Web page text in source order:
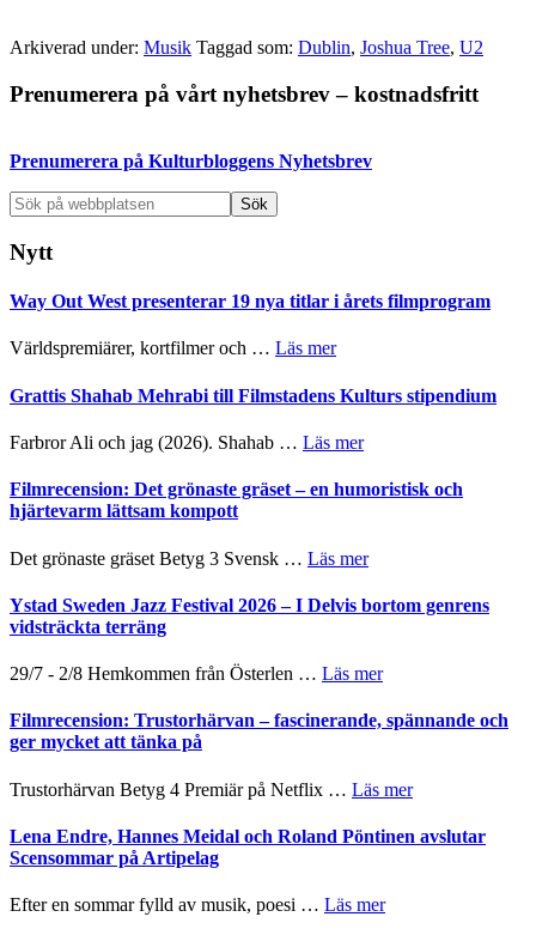
Arkiverad under: Musik Taggad som: Dublin, Joshua Tree, U2
Primärt
Prenumerera på vårt nyhetsbrev – kostnadsfritt
Prenumerera på Kulturbloggens Nyhetsbrev
Sök
på
webbplatsen
Nytt
Way Out West presenterar 19 nya titlar i årets filmprogram
Världspremiärer, kortfilmer och … Läs merom
Out
19
titlar
filmprogram
Grattis Shahab Mehrabi till Filmstadens Kulturs stipendium
Farbror Ali och jag (2026). Shahab … Läs merom
Shahab
Kulturs
Filmrecension: Det grönaste gräset – en humoristisk och
hjärtevarm lättsam kompott
Det grönaste gräset Betyg 3 Svensk … Läs merom
Det
grönaste
en
och
kompott
Ystad Sweden Jazz Festival 2026 – I Delvis bortom genrens
vidsträckta terräng
29/7 - 2/8 Hemkommen från Österlen … Läs merom
Sweden
Jazz
–
Delvis
vidsträckta
Filmrecension: Trustorhärvan – fascinerande, spännande och
ger mycket att tänka på
Trustorhärvan Betyg 4 Premiär på Netflix … Läs merom
Trustorhärvan
Lena Endre, Hannes Meidal och Roland Pöntinen avslutar
Scensommar på Artipelag
Efter en sommar fylld av musik, poesi … Läs merom